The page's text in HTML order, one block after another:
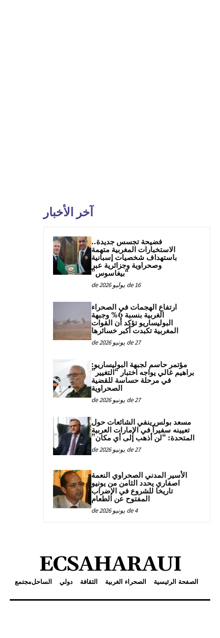
آخر الأخبار
فضيحة تجسس جديدة..
الاستخبارات المغربية متهمة
باستهداف شخصيات إسبانية
وصحراوية وجزائرية عبر
“بيغاسوس”
16 de يوليو de 2026
ارتفاع الهجمات في الصحراء
الغربية بنسبة 6% وجبهة
البوليساريو تؤكد أن القوات
المغربية تكبدت أكبر خسائرها
27 de يونيو de 2026
مؤتمر حاسم لجبهة البوليساريو:
براهيم غالي يواجه اختبار “التغيير”
في مرحلة حساسة للقضية
الصحراوية
27 de يونيو de 2026
مسعد بولس ينفي الشائعات حول
تعيينه سفيراً في الإمارات العربية
المتحدة: “لن أذهب إلى أي مكان”
27 de يونيو de 2026
الأسير المدني الصحراوي النعمة
اصفاري يحدد الثامن من يونيو
تاريخا للشروع في الإضراب
المفتوح عن الطعام
4 de يونيو de 2026
ECSAHARAUI
الصفحة الرئيسية الصحراء الغربية الثقافة دولي الساحلمجتمع